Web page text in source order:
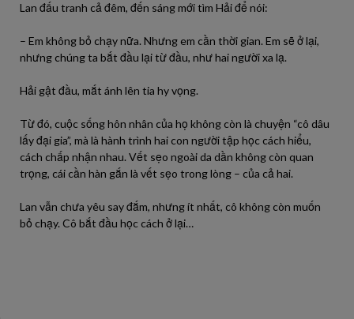
Lan đấu tranh cả đêm, đến sáng mới tìm Hải để nói:
– Em không bỏ chạy nữa. Nhưng em cần thời gian. Em sẽ ở lại,
nhưng chúng ta bắt đầu lại từ đầu, như hai người xa lạ.
Hải gật đầu, mắt ánh lên tia hy vọng.
Từ đó, cuộc sống hôn nhân của họ không còn là chuyện “cô dâu
lấy đại gia”, mà là hành trình hai con người tập học cách hiểu,
cách chấp nhận nhau. Vết sẹo ngoài da dần không còn quan
trọng, cái cần hàn gắn là vết sẹo trong lòng – của cả hai.
Lan vẫn chưa yêu say đắm, nhưng ít nhất, cô không còn muốn
bỏ chạy. Cô bắt đầu học cách ở lại…